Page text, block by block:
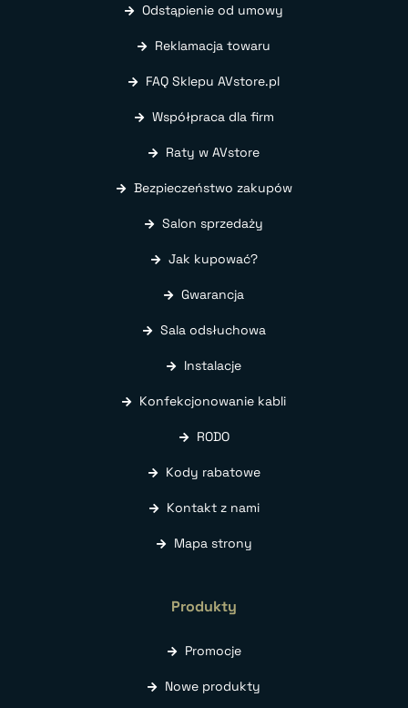
Odstąpienie od umowy
Reklamacja towaru
FAQ Sklepu AVstore.pl
Współpraca dla firm
Raty w AVstore
Bezpieczeństwo zakupów
Salon sprzedaży
Jak kupować?
Gwarancja
Sala odsłuchowa
Instalacje
Konfekcjonowanie kabli
RODO
Kody rabatowe
Kontakt z nami
Mapa strony
Produkty
Promocje
Nowe produkty